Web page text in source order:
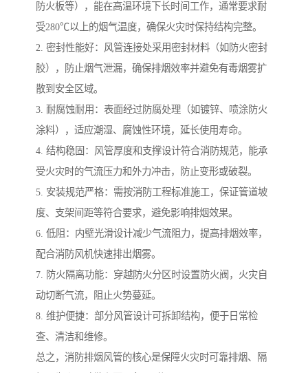
防火板等），能在高温环境下长时间工作，通常要求耐
受280℃以上的烟气温度，确保火灾时保持结构完整。
2. 密封性能好：风管连接处采用密封材料（如防火密封
胶），防止烟气泄漏，确保排烟效率并避免有毒烟雾扩
散到安全区域。
3. 耐腐蚀耐用：表面经过防腐处理（如镀锌、喷涂防火
涂料），适应潮湿、腐蚀性环境，延长使用寿命。
4. 结构稳固：风管厚度和支撑设计符合消防规范，能承
受火灾时的气流压力和外力冲击，防止变形或破裂。
5. 安装规范严格：需按消防工程标准施工，保证管道坡
度、支架间距等符合要求，避免影响排烟效果。
6. 低阻：内壁光滑设计减少气流阻力，提高排烟效率，
配合消防风机快速排出烟雾。
7. 防火隔离功能：穿越防火分区时设置防火阀，火灾自
动切断气流，阻止火势蔓延。
8. 维护便捷：部分风管设计可拆卸结构，便于日常检
查、清洁和维修。
总之，消防排烟风管的核心是保障火灾时可靠排烟、隔